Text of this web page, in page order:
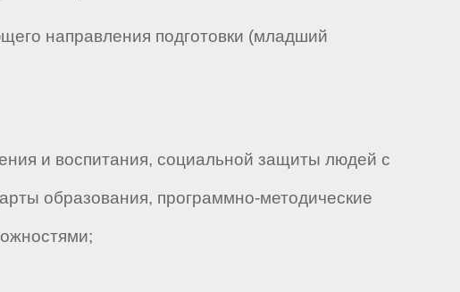
направления подготовки (младший
и воспитания, социальной защиты людей с
образования, программно-методические